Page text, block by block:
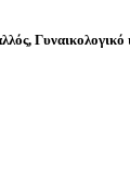
Γυναικολογικό